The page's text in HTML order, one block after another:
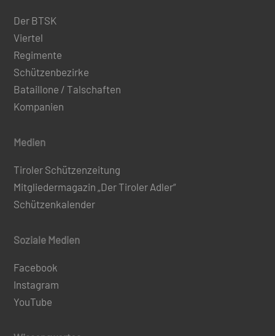
Der BTSK
Viertel
Regimente
Schützenbezirke
Bataillone / Talschaften
Kompanien
Medien
Tiroler Schützenzeitung
Mitgliedermagazin „Der Tiroler Adler“
Schützenkalender
Soziale Medien
Facebook
Instagram
YouTube